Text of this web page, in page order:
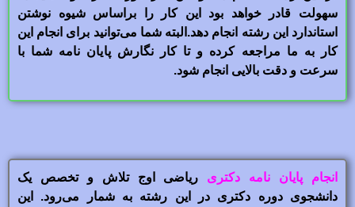
سهولت قادر خواهد بود این کار را براساس شیوه نوشتن
استاندارد این رشته انجام دهد.البته شما می‌توانید برای انجام این
کار به ما مراجعه کرده و تا کار نگارش پایان نامه شما با
سرعت و دقت بالایی انجام شود.
انجام پایان نامه دکتری ریاضی اوج تلاش و تخصص یک
دانشجوی دوره دکتری در این رشته به شمار می‌رود. این